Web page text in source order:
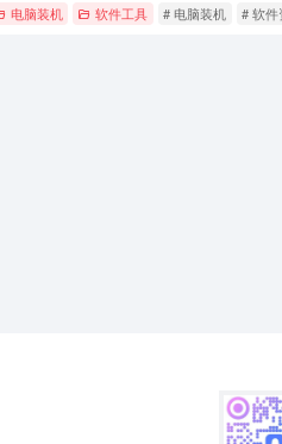
电脑装机 软件工具 # 电脑装机 # 软件